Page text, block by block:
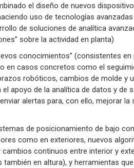
el diseño de nuevos
uso de tecnologías
de soluciones de analítica
sobre la actividad en planta)
conocimientos” (consistentes
en casos concretos como el
robóticos, cambios de molde y
apoyo de la analítica de datos y de
alertas para, con ello, mejorar la
de posicionamiento de bajo
como en exteriores, nuevos
continuos entre interior y
en altura), y herramientas